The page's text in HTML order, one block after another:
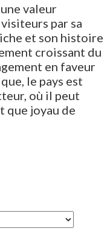
valeur
par sa
et son histoire
croissant du
en faveur
le pays est
où il peut
que joyau de